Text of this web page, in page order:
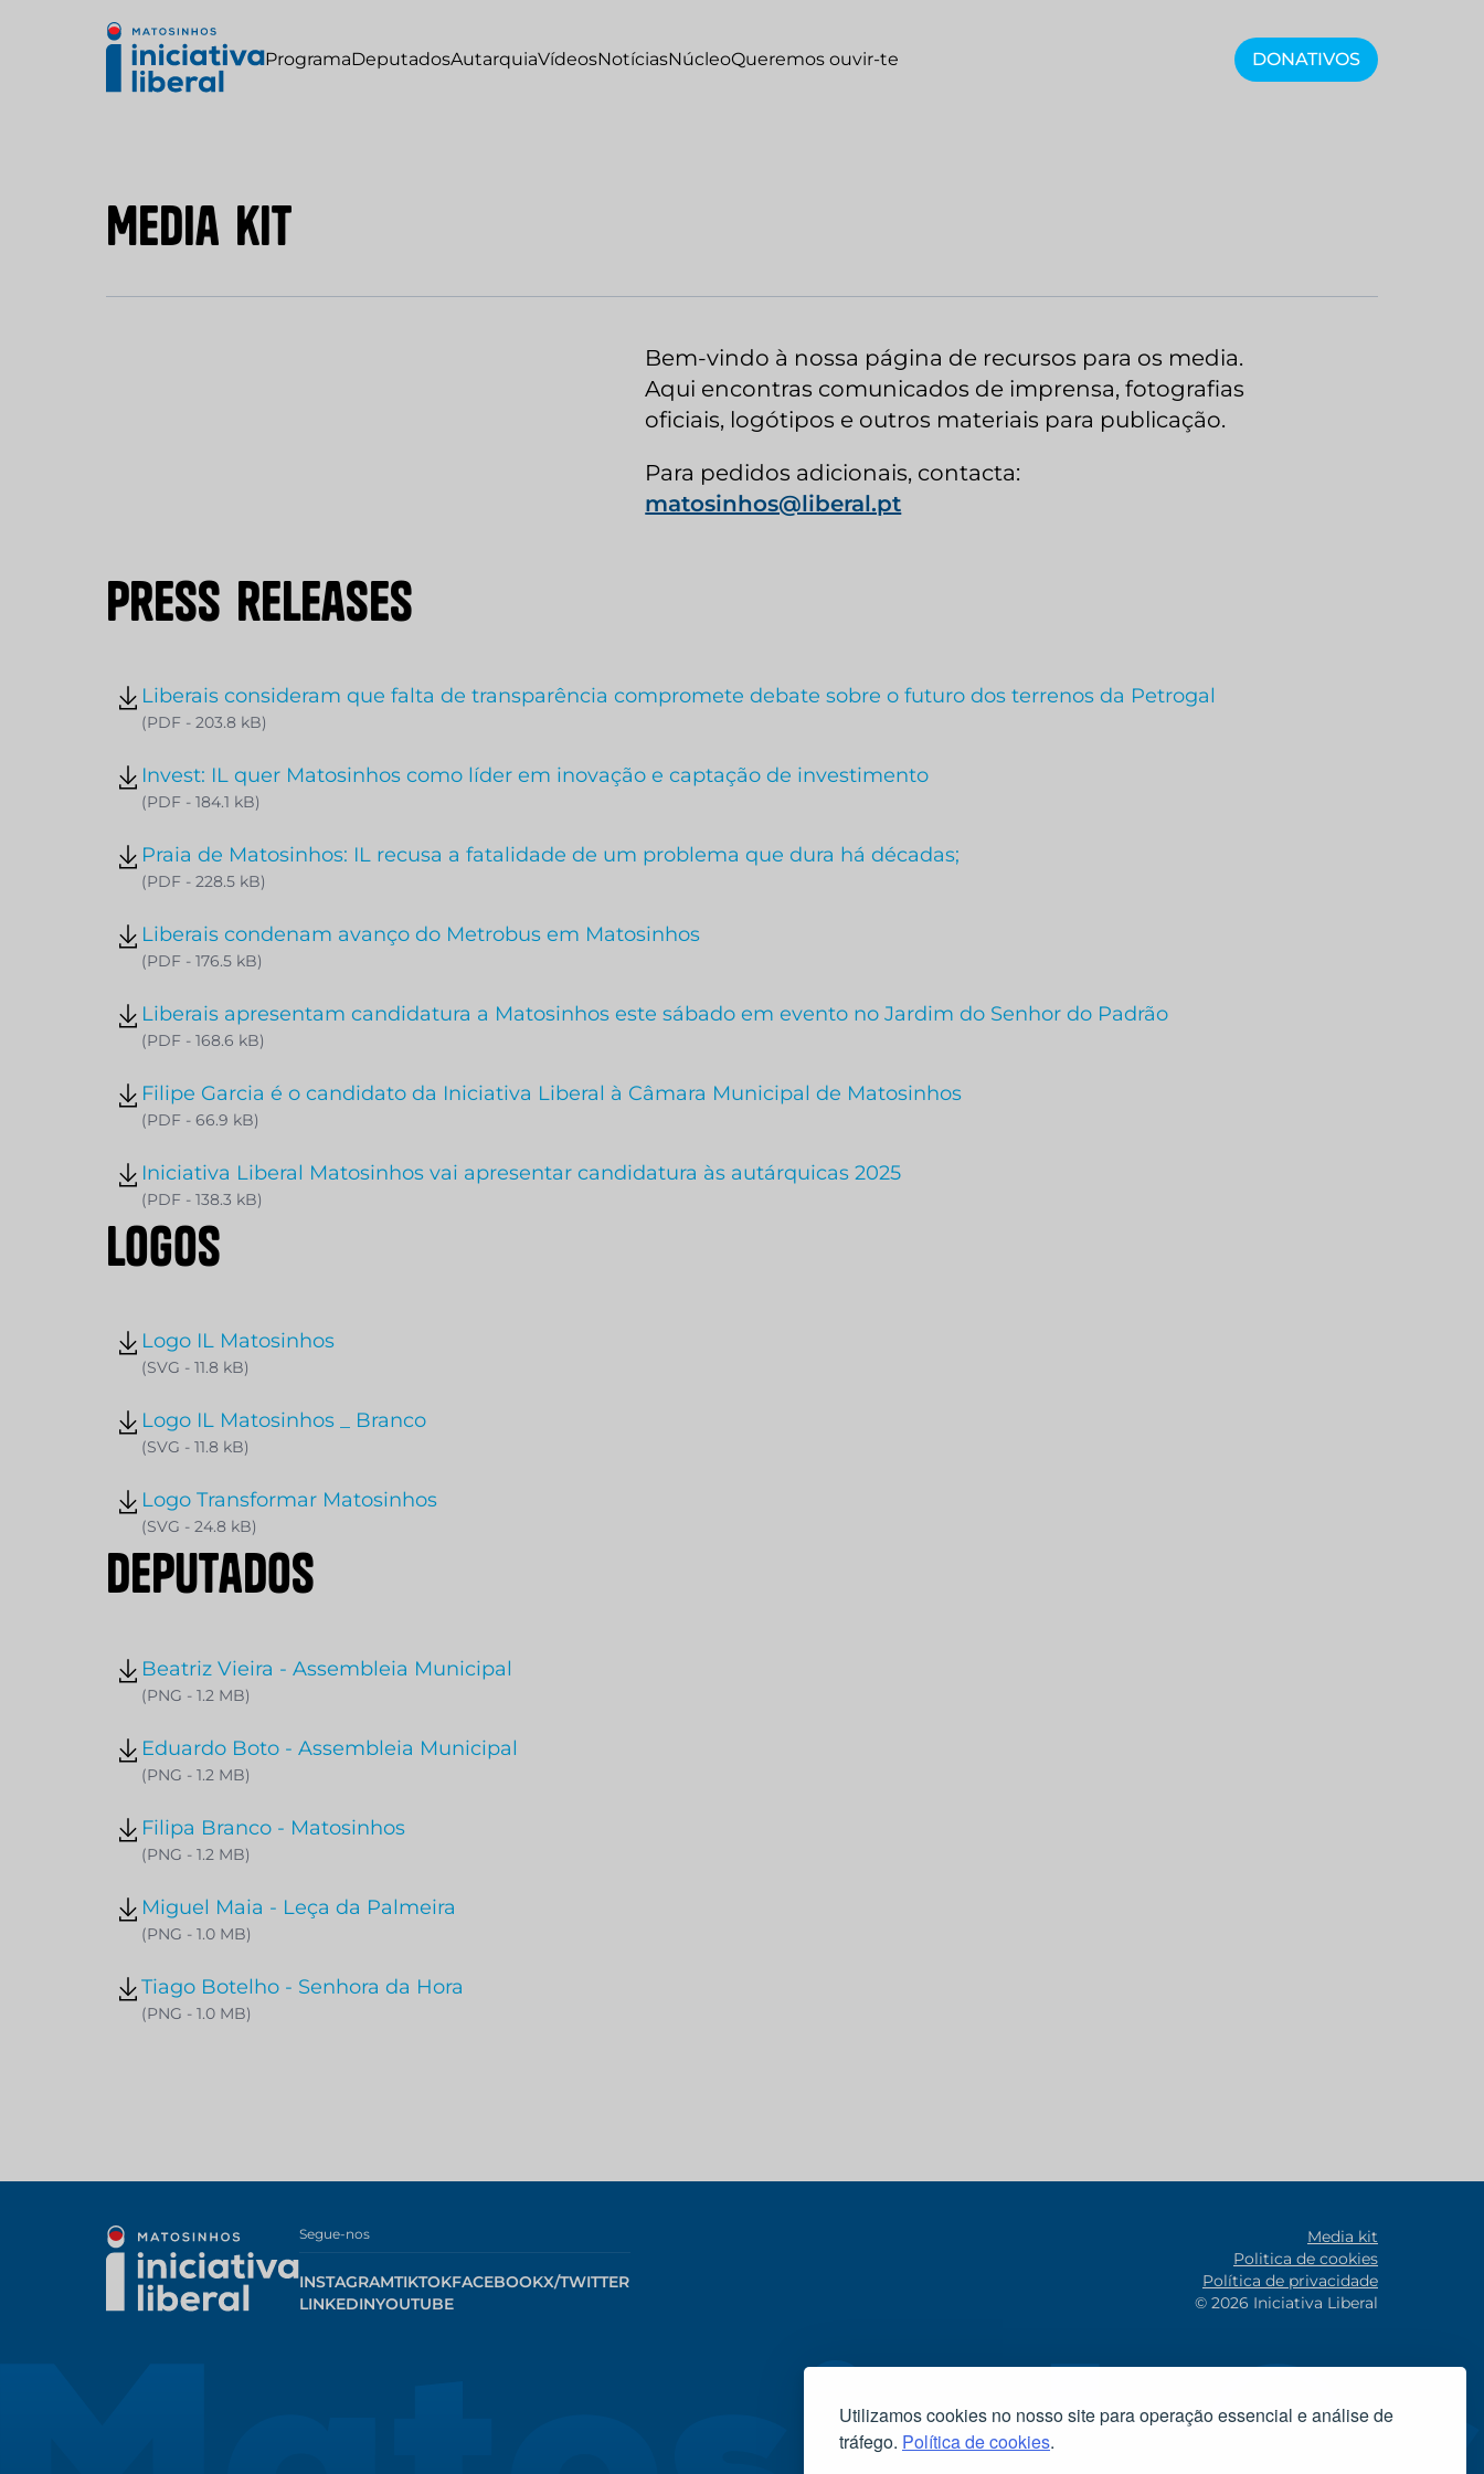
Utilizamos cookies no nosso site para operação essencial e análise de
tráfego. Política de cookies.
ProgramaDeputadosAutarquiaVídeosNotíciasNúcleoQueremos ouvir-te DONATIVOS
Media kit
Bem-vindo à nossa página de recursos para os media.
Aqui encontras comunicados de imprensa, fotografias
oficiais, logótipos e outros materiais para publicação.
Para pedidos adicionais, contacta:
matosinhos@liberal.pt
Press releases
Liberais consideram que falta de transparência compromete debate sobre o futuro dos terrenos da Petrogal
(PDF - 203.8 kB)
Invest: IL quer Matosinhos como líder em inovação e captação de investimento
(PDF - 184.1 kB)
Praia de Matosinhos: IL recusa a fatalidade de um problema que dura há décadas;
(PDF - 228.5 kB)
Liberais condenam avanço do Metrobus em Matosinhos
(PDF - 176.5 kB)
Liberais apresentam candidatura a Matosinhos este sábado em evento no Jardim do Senhor do Padrão
(PDF - 168.6 kB)
Filipe Garcia é o candidato da Iniciativa Liberal à Câmara Municipal de Matosinhos
(PDF - 66.9 kB)
Iniciativa Liberal Matosinhos vai apresentar candidatura às autárquicas 2025
(PDF - 138.3 kB)
Logos
Logo IL Matosinhos
(SVG - 11.8 kB)
Logo IL Matosinhos _ Branco
(SVG - 11.8 kB)
Logo Transformar Matosinhos
(SVG - 24.8 kB)
Deputados
Beatriz Vieira - Assembleia Municipal
(PNG - 1.2 MB)
Eduardo Boto - Assembleia Municipal
(PNG - 1.2 MB)
Filipa Branco - Matosinhos
(PNG - 1.2 MB)
Miguel Maia - Leça da Palmeira
(PNG - 1.0 MB)
Tiago Botelho - Senhora da Hora
(PNG - 1.0 MB)
Segue-nos
INSTAGRAMTIKTOKFACEBOOKX/TWITTER
LINKEDINYOUTUBE
Media kit
Politica de cookies
Política de privacidade
© 2026 Iniciativa Liberal